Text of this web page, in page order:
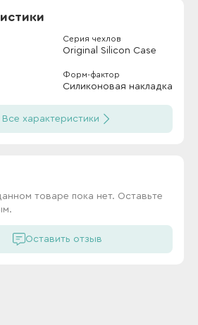
Серия чехлов
Original Silicon Case
Форм-фактор
Силиконовая накладка
Все характеристики
товаре пока нет. Оставьте
Оставить отзыв